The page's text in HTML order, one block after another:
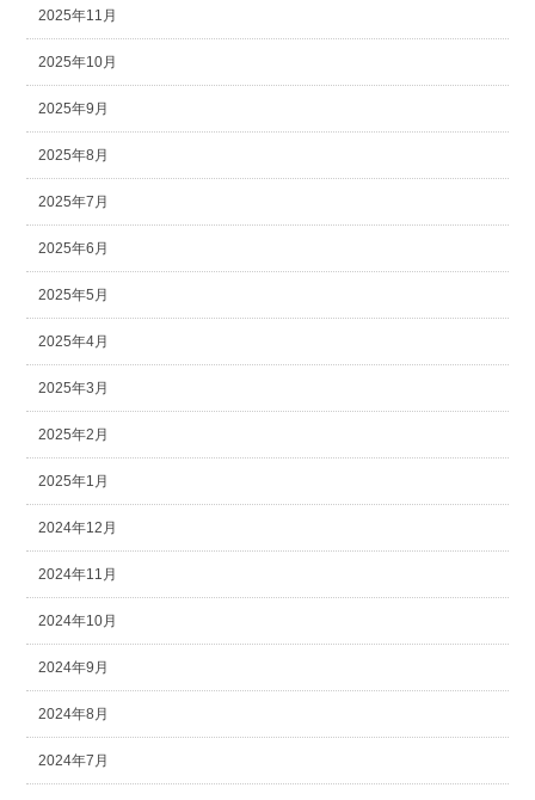
2025年11月
2025年10月
2025年9月
2025年8月
2025年7月
2025年6月
2025年5月
2025年4月
2025年3月
2025年2月
2025年1月
2024年12月
2024年11月
2024年10月
2024年9月
2024年8月
2024年7月